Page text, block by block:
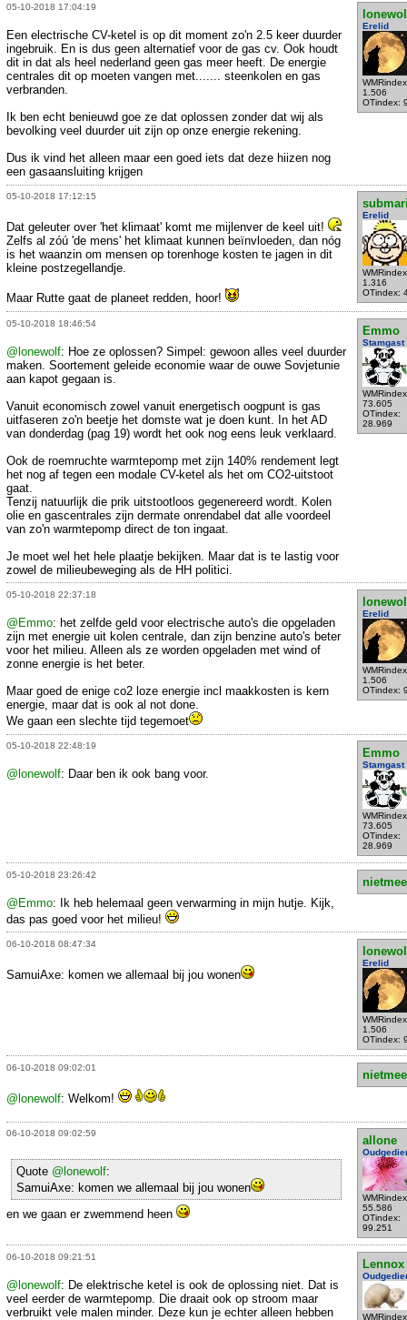
05-10-2018 17:04:19
Erelid
1.506
OTindex:
Een electrische CV-ketel is op dit moment zo'n 2.5 keer duurder
ingebruik. En is dus geen alternatief voor de gas cv. Ook houdt
dit in dat als heel nederland geen gas meer heeft. De energie
centrales dit op moeten vangen met....... steenkolen en gas
verbranden.
Ik ben echt benieuwd goe ze dat oplossen zonder dat wij als
bevolking veel duurder uit zijn op onze energie rekening.
Dus ik vind het alleen maar een goed iets dat deze hiizen nog
een gasaansluiting krijgen
05-10-2018 17:12:15
Erelid
1.316
OTindex:
Dat geleuter over 'het klimaat' komt me mijlenver de keel uit!
Zelfs al zóú 'de mens' het klimaat kunnen beïnvloeden, dan nóg
is het waanzin om mensen op torenhoge kosten te jagen in dit
kleine postzegellandje.
Maar Rutte gaat de planeet redden, hoor!
05-10-2018 18:46:54
Emmo
Stamgast
73.605
OTindex:
28.969
@lonewolf: Hoe ze oplossen? Simpel: gewoon alles veel duurder
maken. Soortement geleide economie waar de ouwe Sovjetunie
aan kapot gegaan is.
Vanuit economisch zowel vanuit energetisch oogpunt is gas
uitfaseren zo'n beetje het domste wat je doen kunt. In het AD
van donderdag (pag 19) wordt het ook nog eens leuk verklaard.
Ook de roemruchte warmtepomp met zijn 140% rendement legt
het nog af tegen een modale CV-ketel als het om CO2-uitstoot
gaat.
Tenzij natuurlijk die prik uitstootloos gegenereerd wordt. Kolen
olie en gascentrales zijn dermate onrendabel dat alle voordeel
van zo'n warmtepomp direct de ton ingaat.
Je moet wel het hele plaatje bekijken. Maar dat is te lastig voor
zowel de milieubeweging als de HH politici.
05-10-2018 22:37:18
Erelid
1.506
OTindex:
@Emmo: het zelfde geld voor electrische auto's die opgeladen
zijn met energie uit kolen centrale, dan zijn benzine auto's beter
voor het milieu. Alleen als ze worden opgeladen met wind of
zonne energie is het beter.
Maar goed de enige co2 loze energie incl maakkosten is kern
energie, maar dat is ook al not done.
We gaan een slechte tijd tegemoet
05-10-2018 22:48:19
Emmo
Stamgast
73.605
OTindex:
28.969
@lonewolf: Daar ben ik ook bang voor.
05-10-2018 23:26:42
@Emmo: Ik heb helemaal geen verwarming in mijn hutje. Kijk,
das pas goed voor het milieu!
06-10-2018 08:47:34
Erelid
1.506
OTindex:
SamuiAxe: komen we allemaal bij jou wonen
06-10-2018 09:02:01
@lonewolf: Welkom!
06-10-2018 09:02:59
allone
55.586
OTindex:
99.251
Quote @lonewolf:
SamuiAxe: komen we allemaal bij jou wonen
en we gaan er zwemmend heen
06-10-2018 09:21:51
Lennox
@lonewolf: De elektrische ketel is ook de oplossing niet. Dat is
veel eerder de warmtepomp. Die draait ook op stroom maar
verbruikt vele malen minder. Deze kun je echter alleen hebben